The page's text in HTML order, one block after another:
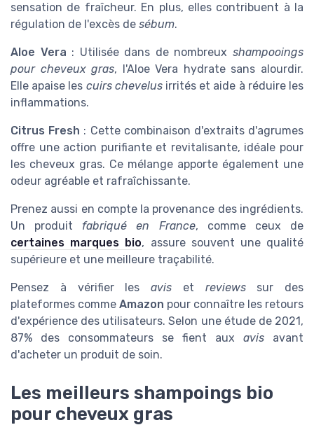
sensation de fraîcheur. En plus, elles contribuent à la
régulation de l'excès de sébum.
Aloe Vera : Utilisée dans de nombreuxshampooings
pour cheveux gras, l'Aloe Vera hydrate sans alourdir.
Elle apaise les cuirs chevelusirrités et aide à réduire les
inflammations.
Citrus Fresh : Cette combinaison d'extraits d'agrumes
offre une action purifiante et revitalisante, idéale pour
les cheveux gras. Ce mélange apporte également une
odeur agréable et rafraîchissante.
Prenez aussi en compte la provenance des ingrédients.
Un produit fabriqué en France, comme ceux de
certaines marques bio, assure souvent une qualité
supérieure et une meilleure traçabilité.
Pensez à vérifier les avis et reviewssur des
plateformes comme Amazon pour connaître les retours
d'expérience des utilisateurs. Selon une étude de 2021,
87% des consommateurs se fient aux avis avant
d'acheter un produit de soin.
Les meilleurs shampoings bio
pour cheveux gras